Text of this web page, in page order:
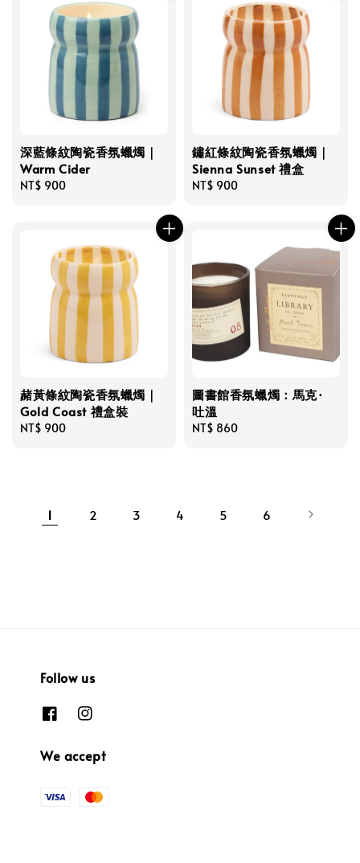
深藍條紋陶瓷香氛蠟燭｜
Warm Cider
Regular
NT$ 900
鏽紅條紋陶瓷香氛蠟燭｜
Sienna Sunset 禮盒
Regular
NT$ 900
赭黃條紋陶瓷香氛蠟燭｜
Gold Coast 禮盒裝
Regular
NT$ 900
圖書館香氛蠟燭：馬克·
吐溫
Regular
NT$ 860
1 2 3 4 5 6
Follow us
We accept